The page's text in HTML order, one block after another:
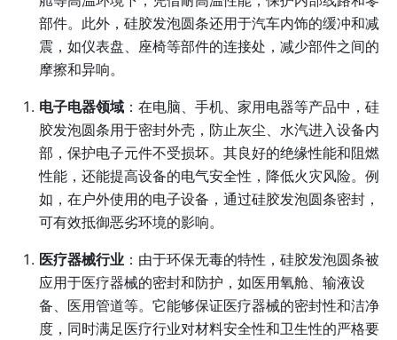
部件。此外，硅胶发泡圆条还用于汽车内饰的缓冲和减
震，如仪表盘、座椅等部件的连接处，减少部件之间的
摩擦和异响。
电子电器领域 ：在电脑、手机、家用电器等产品中，硅
胶发泡圆条用于密封外壳，防止灰尘、水汽进入设备内
部，保护电子元件不受损坏。其良好的绝缘性能和阻燃
性能，还能提高设备的电气安全性，降低火灾风险。例
如，在户外使用的电子设备，通过硅胶发泡圆条密封，
可有效抵御恶劣环境的影响。
医疗器械行业 ：由于环保无毒的特性，硅胶发泡圆条被
应用于医疗器械的密封和防护，如医用氧舱、输液设
备、医用管道等。它能够保证医疗器械的密封性和洁净
度，同时满足医疗行业对材料安全性和卫生性的严格要